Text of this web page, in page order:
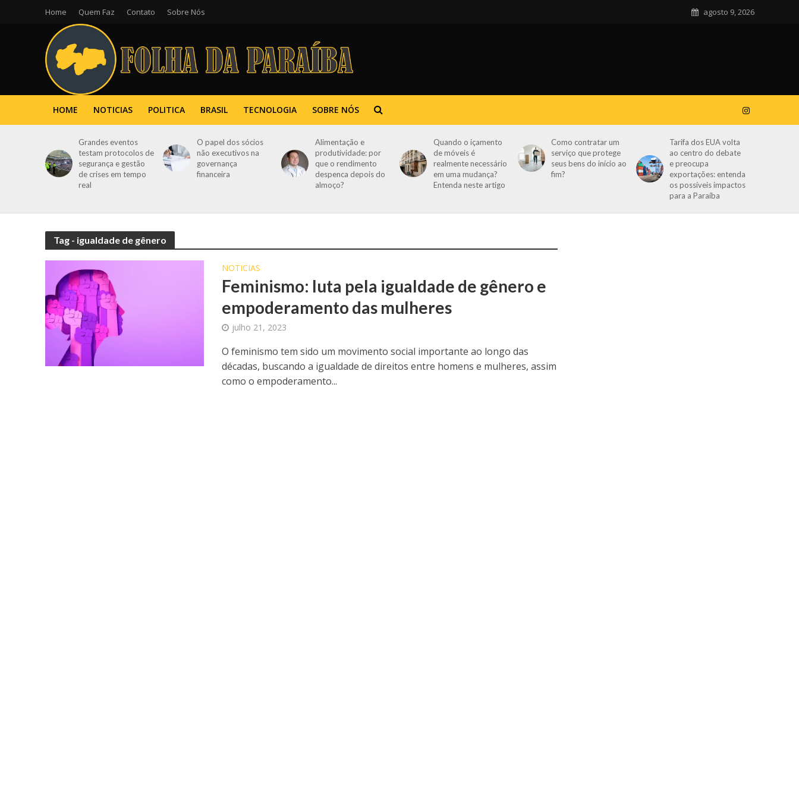
Home Quem Faz Contato Sobre Nós agosto 9, 2026
HOME NOTICIAS POLITICA BRASIL TECNOLOGIA SOBRE NÓS
Grandes eventos
testam protocolos de
segurança e gestão
de crises em tempo
real
O papel dos sócios
não executivos na
governança
financeira
Alimentação e
produtividade: por
que o rendimento
despenca depois do
almoço?
Quando o içamento
de móveis é
realmente necessário
em uma mudança?
Entenda neste artigo
Como contratar um
serviço que protege
seus bens do início ao
fim?
Tarifa dos EUA volta
ao centro do debate
e preocupa
exportações: entenda
os possíveis impactos
para a Paraíba
Tag - igualdade de gênero
NOTICIAS
Feminismo: luta pela igualdade de gênero e
empoderamento das mulheres
julho 21, 2023
O feminismo tem sido um movimento social importante ao longo das
décadas, buscando a igualdade de direitos entre homens e mulheres, assim
como o empoderamento...